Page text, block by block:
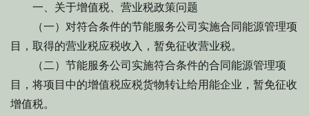
一、关于增值税、营业税政策问题
（一）对符合条件的节能服务公司实施合同能源管理项
目，取得的营业税应税收入，暂免征收营业税。
（二）节能服务公司实施符合条件的合同能源管理项
目，将项目中的增值税应税货物转让给用能企业，暂免征收
增值税。